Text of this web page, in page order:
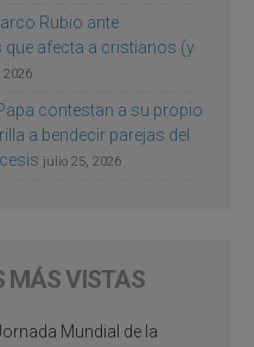
Rubio ante
afecta a cristianos (y
2026
contestan a su propio
a bendecir parejas del
julio 25, 2026
MÁS VISTAS
Mundial de la